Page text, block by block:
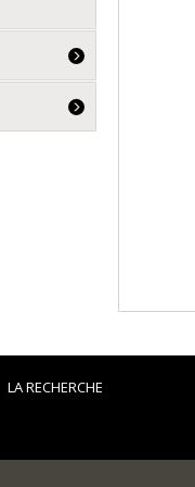
LA RECHERCHE